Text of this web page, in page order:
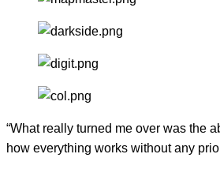
“What really turned me over was the
how everything works without any